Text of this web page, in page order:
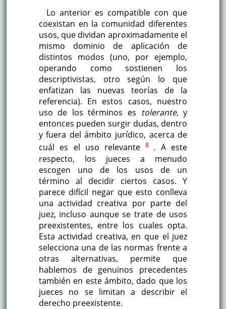
Lo anterior es compatible con que
coexistan en la comunidad diferentes
usos, que dividan aproximadamente el
mismo dominio de aplicación de
distintos modos (uno, por ejemplo,
operando como sostienen los
descriptivistas, otro según lo que
enfatizan las nuevas teorías de la
referencia). En estos casos, nuestro
uso de los términos es tolerante, y
entonces pueden surgir dudas, dentro
y fuera del ámbito jurídico, acerca de
cuál es el uso relevante 8 . A este
respecto, los jueces a menudo
escogen uno de los usos de un
término al decidir ciertos casos. Y
parece difícil negar que esto conlleva
una actividad creativa por parte del
juez, incluso aunque se trate de usos
preexistentes, entre los cuales opta.
Esta actividad creativa, en que el juez
selecciona una de las normas frente a
otras alternativas, permite que
hablemos de genuinos precedentes
también en este ámbito, dado que los
jueces no se limitan a describir el
derecho preexistente.